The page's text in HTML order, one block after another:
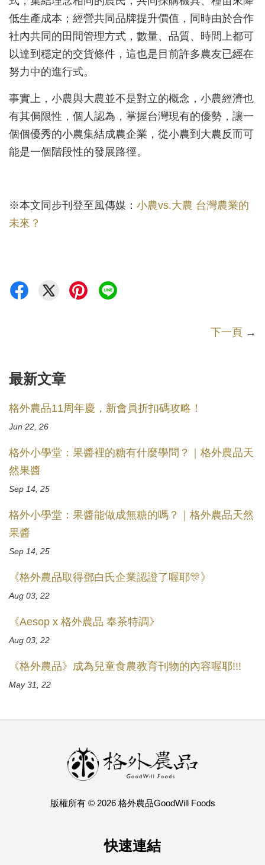
低生產成本；經營共同品牌提升價值，同時由於合作
社內共同的田間管理方式，數量、品質、時間上都可
以達到穩定的交貨條件，這也是目前許多農友已經在
努力中的進行式。
事實上，小農與大農並不是對立的概念，小農經濟也
有其侷限性，個人認為，掌握台灣現有的優勢，讓一
個個優秀的小農集結成農企業，從小農到大農反而可
能是一個階段性的發展路徑。
※本文同步刊登至風傳媒： 小農vs.大農 台灣農業的
未來？
下一頁 →
最新文章
格外農品11周年慶，新會員折扣碼攻略！
Jun 22, 26
格外小學堂：果醬裡的糖有什麼學問？｜格外農品天
然果醬
Sep 14, 25
格外小學堂：果醬能做成無糖的嗎？｜格外農品天然
果醬
Sep 14, 25
《格外農品取得鄧白氏企業認證了喔耶🎊》
Aug 03, 22
《Aesop x 格外農品 奉茶特調》
Aug 03, 22
《格外農品》成為兒童食農教育刊物的內容喔耶!!!
May 31, 22
版權所有 © 2026 格外農品GoodWill Foods
快速連結